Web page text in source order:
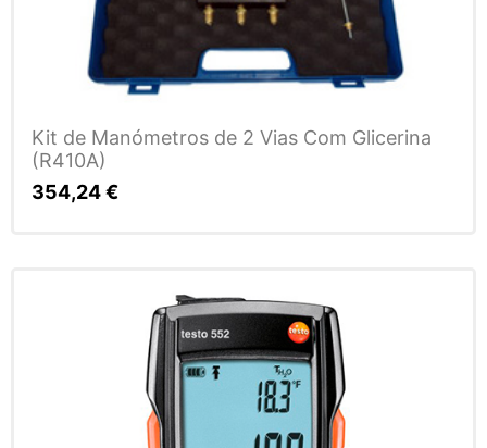
Kit de Manómetros de 2 Vias Com Glicerina
(R410A)
354,24€